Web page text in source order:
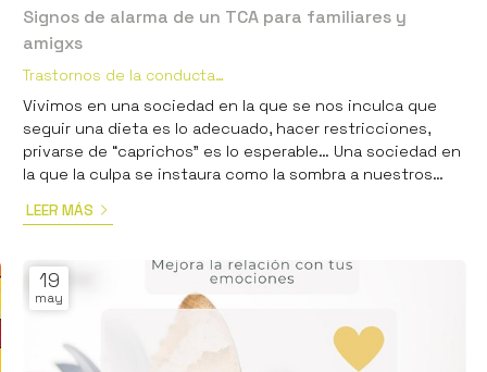
Signos de alarma de un TCA para familiares y
amigxs
Trastornos de la conducta
alimentaria
Vivimos en una sociedad en la que se nos inculca que
seguir una dieta es lo adecuado, hacer restricciones,
privarse de “caprichos” es lo esperable… Una sociedad en
la que la culpa se instaura como la sombra a nuestros
sociedad en la que ya desde muy pequeños/as
malos, alimentos con los que nos premian frente a otros
con los que nos castigan. Pero... ¿Cómo distinguimos
una dieta pasajera de un...
LEER MÁS
19
may